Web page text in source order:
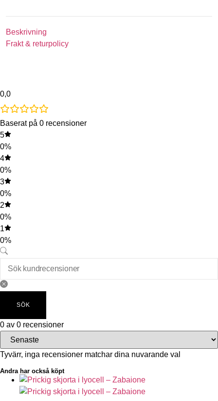
Beskrivning
Frakt & returpolicy
0,0
Baserat på 0 recensioner
5
0%
4
0%
3
0%
2
0%
1
0%
SÖK
0 av 0 recensioner
Tyvärr, inga recensioner matchar dina nuvarande val
Andra har också köpt